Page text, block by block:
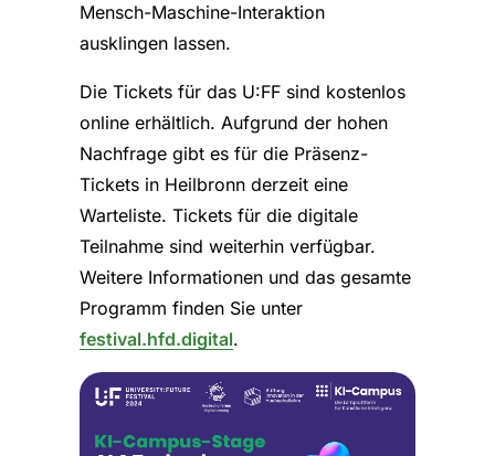
Mensch-Maschine-Interaktion
ausklingen lassen.
Die Tickets für das U:FF sind kostenlos
online erhältlich. Aufgrund der hohen
Nachfrage gibt es für die Präsenz-
Tickets in Heilbronn derzeit eine
Warteliste. Tickets für die digitale
Teilnahme sind weiterhin verfügbar.
Weitere Informationen und das gesamte
Programm finden Sie unter
festival.hfd.digital.